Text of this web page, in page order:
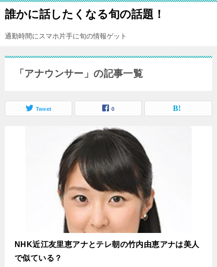
誰かに話したくなる旬の話題！
通勤時間にスマホ片手に旬の情報ゲット
「アナウンサー」の記事一覧
Tweet 0
NHK近江友里恵アナとテレ朝の竹内由恵アナは美人
で似ている？